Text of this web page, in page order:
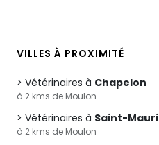
VILLES À PROXIMITÉ
Vétérinaires à Chapelon
à 2 kms de Moulon
Vétérinaires à Saint-
à 2 kms de Moulon